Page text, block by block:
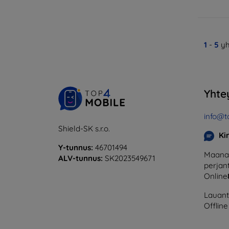
1 - 5
Shield-SK s.r.o.
Y-tunnus: 46701494
ALV-tunnus: SK2023549671
Online
Offline